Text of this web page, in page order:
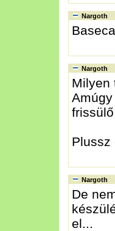
Nargoth
Nargoth
Milyen
Plussz
Nargoth
De
el...